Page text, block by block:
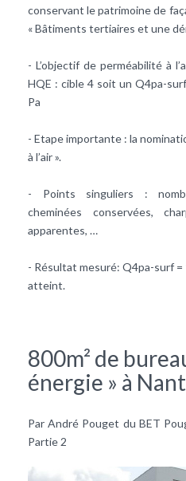
conservant le patrimoine de
« Bâtiments tertiaires et une
- L’objectif de perméabilité à
HQE : cible 4 soit un Q4pa-
Pa
- Etape importante : la
à l’air ».
- Points singuliers :
cheminées conservées,
apparentes, …
- Résultat mesuré: Q4pa-surf =
atteint.
800m² de
énergie » à
Par André Pouget du BET
Partie 2